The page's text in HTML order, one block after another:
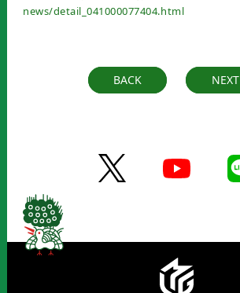
news/detail_041000077404.html
BACK NEXT